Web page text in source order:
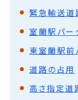
道路の占用
高さ指定道